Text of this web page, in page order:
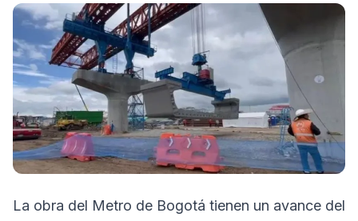
La obra del Metro de Bogotá tienen un avance del